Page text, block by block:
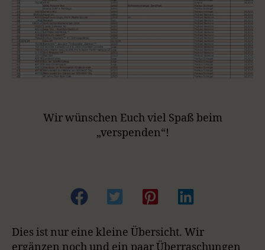
Wir wünschen Euch viel Spaß beim
„verspenden“!
Dies ist nur eine kleine Übersicht. Wir
ergänzen noch und ein paar Überraschungen